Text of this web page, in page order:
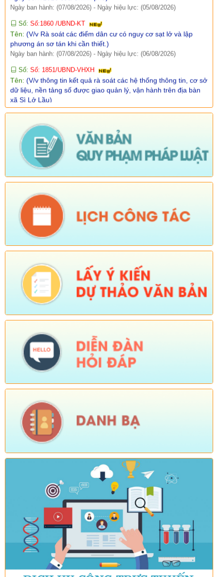
Tên:(V/v Rà soát các điểm dân cư có nguy cơ sạt lở và lập
phương án sơ tán khi cần thiết.)
Ngày ban hành: (07/08/2026) -Ngày hiệu lực: (06/08/2026)
Tên:(V/v thông tin kết quả rà soát các hệ thống thông tin, cơ sở
dữ liệu, nền tảng số được giao quản lý, vận hành trên địa bàn
xã Sì Lở Lầu)
Ngày ban hành: (06/08/2026)
(QUYẾT ĐỊNH Về việc ban hành Quy chế tổ chức và hoạt
động của Trang thông tin điện tử xã Sì Lở Lầu)
Ngày ban hành: (06/08/2026) - Ngày hiệu lực: (05/08/2026)
Số:Số:1844 /KH-UBND
Tên:(KẾ HOẠCH Truyền thông hưởng ứng Tuần lễ Thế giới
Nuôi con bằng sữa mẹ năm 2026)
Ngày ban hành: (05/08/2026)
Số: Số:1840 /UBND-KT
Tên:
(V/v rà soát đối tượng để thực hiện chính sách về đất đai
quy định tại Điều 16 và khoản 3 Điều 124 Luật Đất đai)
Ngày ban hành: (05/08/2026)
(Mời dự Hội nghị Báo cáo viên cấp tỉnh thá)
Ngày ban hành: (05/08/2026)
Số: Số: 1836/UBND-VP
(V/v triển khai thực hiện Nghị định số 265/2026/NĐ-CP và
Nghị định số 266/2026/NĐ-CP của Chính phủ về tiết kiệm,
Ngày ban hành: (05/08/2026)
Số: Số: 1839/KH-UBND
Tên:(KẾ HOẠCH Công tác phổ biến, giáo dục pháp luật 6
tháng cuối năm 2026 trên địa bàn xã Sì Lở Lầu)
Tên:(KẾ HOẠCH Tổ chức Hội nghị tổng kết năm học 2025-
2026, triển khai nhiệm vụ năm học 2026-2027)
Ngày ban hành: (04/08/2026) -Ngày hiệu lực: (24/07/2026)